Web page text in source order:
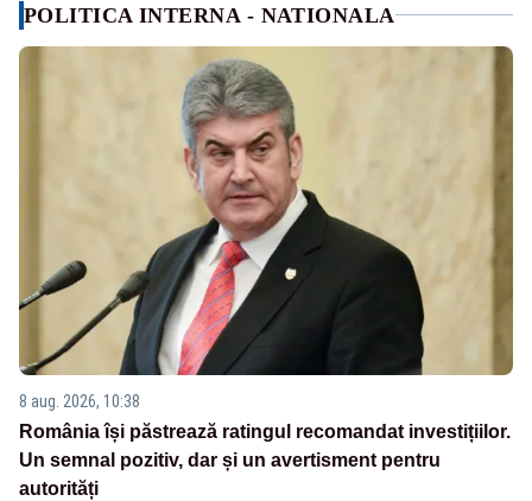
POLITICA INTERNA - NATIONALA
8 aug. 2026, 10:38
România își păstrează ratingul recomandat investițiilor.
Un semnal pozitiv, dar și un avertisment pentru
autorități